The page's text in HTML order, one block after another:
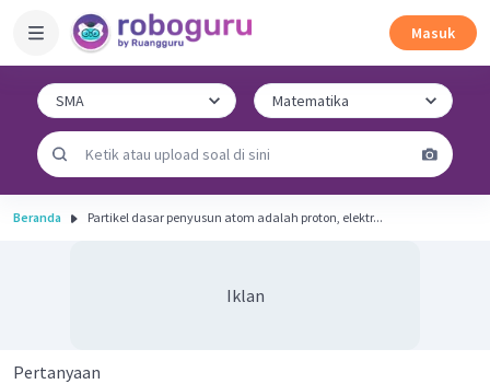
Masuk
Beranda Partikel dasar penyusun atom adalah proton, elektr...
Iklan
Pertanyaan